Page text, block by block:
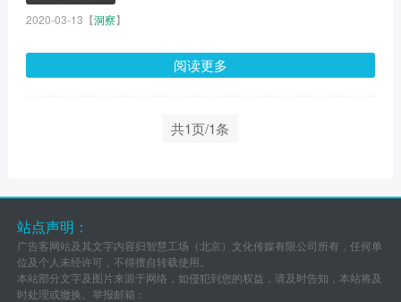
2020-03-13 【洞察】
阅读更多
共1页/1条
站点声明：
广告客网站及其文字内容归智慧工场（北京）文化传媒有限公司所有，任何单
位及个人未经许可，不得擅自转载使用。
本站部分文字及图片来源于网络，如侵犯到您的权益，请及时告知，本站将及
时处理或撤换。举报邮箱：